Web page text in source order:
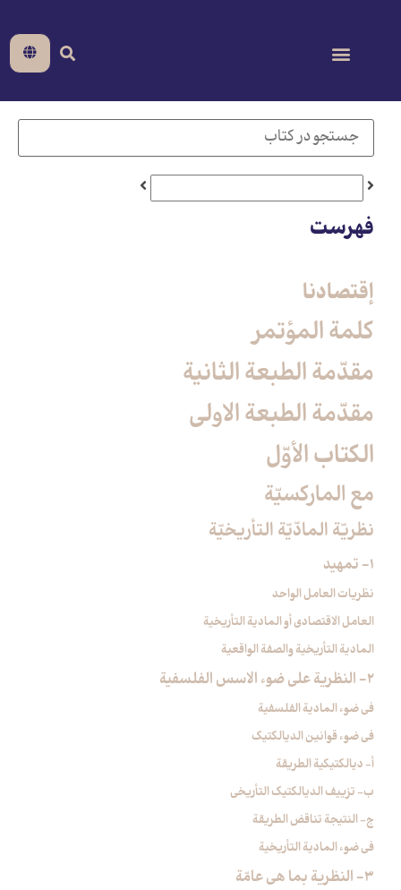
فهرست
إقتصادنا
كلمة المؤتمر
مقدّمة الطبعة الثانية
مقدّمة الطبعة الاولى‏
الكتاب الأوّل‏
مع الماركسيّة
نظريّة المادّيّة التأريخيّة
1- تمهيد
نظريات العامل الواحد
العامل الاقتصادي أو المادية التأريخية
المادية التأريخية والصفة الواقعية
2- النظرية على ضوء الاسس الفلسفية
في ضوء المادية الفلسفية
في ضوء قوانين الديالكتيك
أ- ديالكتيكية الطريقة
ب- تزييف الديالكتيك التأريخي
ج- النتيجة تناقض الطريقة
في ضوء المادية التأريخية
3- النظرية بما هي عامّة